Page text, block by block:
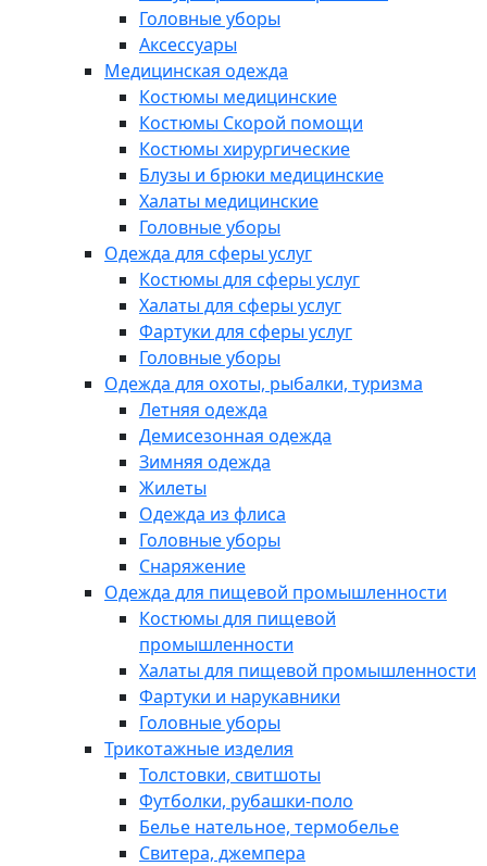
Головные уборы
Аксессуары
Медицинская одежда
Костюмы медицинские
Костюмы Скорой помощи
Костюмы хирургические
Блузы и брюки медицинские
Халаты медицинские
Головные уборы
Одежда для сферы услуг
Костюмы для сферы услуг
Халаты для сферы услуг
Фартуки для сферы услуг
Головные уборы
Одежда для охоты, рыбалки, туризма
Летняя одежда
Демисезонная одежда
Зимняя одежда
Жилеты
Одежда из флиса
Головные уборы
Снаряжение
Одежда для пищевой промышленности
Костюмы для пищевой
промышленности
Халаты для пищевой промышленности
Фартуки и нарукавники
Головные уборы
Трикотажные изделия
Толстовки, свитшоты
Футболки, рубашки-поло
Белье нательное, термобелье
Свитера, джемпера